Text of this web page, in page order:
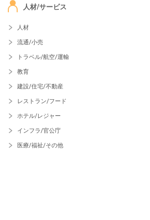
人材/サービス
人材
流通/小売
トラベル/航空/運輸
教育
建設/住宅/不動産
レストラン/フード
ホテル/レジャー
インフラ/官公庁
医療/福祉/その他